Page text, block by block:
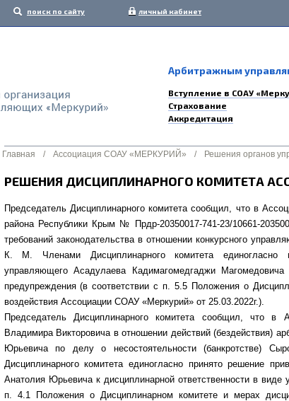
поиск по сайту личный кабинет
Арбитражным
Вступление в СОАУ
Страхование
Аккредитация
Главная / Ассоциация СОАУ «МЕРКУРИЙ» / Решения органов
РЕШЕНИЯ ДИСЦИПЛИНАРНОГО КОМИТЕТА
Председатель Дисциплинарного комитета сообщил, что в
района Республики Крым № Прдр-20350017-741-23/10661-
требований законодательства в отношении конкурсного
К. М. Членами Дисциплинарного комитета единогласно
управляющего Асадулаева Кадимагомедгаджи
предупреждения (в соответствии с п. 5.5 Положения о
воздействия Ассоциации СОАУ «Меркурий» от 25.03.2022г.).
Председатель Дисциплинарного комитета сообщил, что в
Владимира Викторовича в отношении действий (бездействия)
Юрьевича по делу о несостоятельности (банкротстве)
Дисциплинарного комитета единогласно принято решение
Анатолия Юрьевича к дисциплинарной ответственности в виде
п. 4.1 Положения о Дисциплинарном комитете и мерах